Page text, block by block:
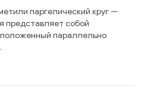
паргелический круг —
представляет собой
параллельно